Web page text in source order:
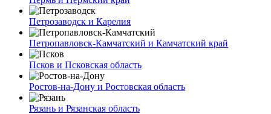
Петрозаводск и Карелия
Петропавловск-Камчатский и Камчатский край
Псков и Псковская область
Ростов-на-Дону и Ростовская область
Рязань и Рязанская область